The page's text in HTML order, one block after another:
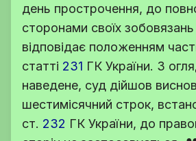
день прострочення, до
сторонами своїх
відповідає положенням
статті 231 ГК України. З
наведене, суд дійшов
шестимісячний строк,
ст. 232 ГК України, до